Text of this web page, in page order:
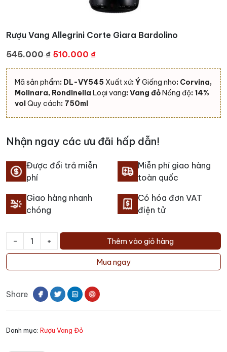
Rượu Vang Allegrini Corte Giara Bardolino
545.000₫ Giá
gốc
là:
545.000 ₫.
510.000 ₫Giá
hiện
tại
là:
Mã sản phẩm: DL-VY545 Xuất xứ: ÝGiống nho: Corvina,
Molinara, Rondinella Loại vang: Vang đỏNồng độ: 14%
volQuy cách: 750ml
Nhận ngay các ưu đãi hấp dẫn!
Được đổi trả miễn
phí
Miễn phí giao hàng
toàn quốc
Giao hàng nhanh
chóng
Có hóa đơn VAT
điện tử
-
Rượu
Allegrini
Giara
lượng
+ Thêm vào giỏ hàng
Mua ngay
Share
Danh mục: Rượu Vang Đỏ